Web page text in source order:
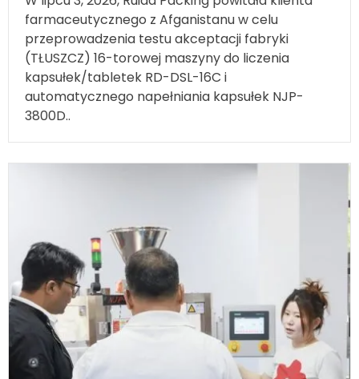
przeprowadzenia testu akceptacji fabryki
(TŁUSZCZ) 16-torowej maszyny do liczenia
kapsułek/tabletek RD-DSL-16C i
automatycznego napełniania kapsułek NJP-
3800D..